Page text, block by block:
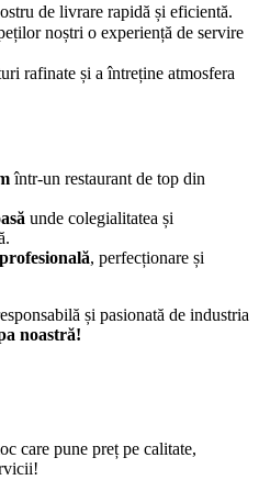
de livrare rapidă și eficientă.
noștri o experiență de servire
rafinate și a întreține atmosfera
într-un restaurant de top din
unde colegialitatea și
, perfecționare și
și pasionată de industria
noastră!
care pune preț pe calitate,